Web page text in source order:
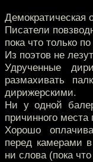
Демократическая
Писатели
пока что только
Из поэтов не
Удрученные
размахивать
дирижерскими.
Ни у одной
причинного места
Хорошо
перед камерами
ни слова (пока